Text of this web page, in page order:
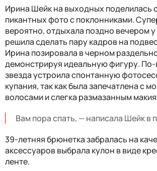
Ирина Шейк на выходных поделилась
пикантных фото с поклонниками.
вероятно, отдыхала поздно вечером у
решила сделать пару кадров на
Ирина позировала в черном
демонстрируя идеальную фигуру.
звезда устроила спонтанную
купания, так как была запечатлена с
волосами и слегка размазанным
Вам пора спать, — написала Шейк в
39-летняя брюнетка забралась на
аксессуаров выбрала кулон в виде
ленте.